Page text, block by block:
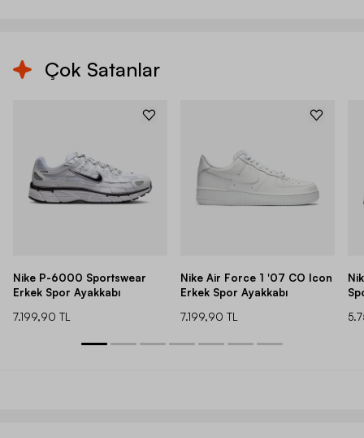
Çok Satanlar
Nike P-6000 Sportswear
Erkek Spor Ayakkabı
7.199,90 TL
Nike Air Force 1 '07 CO Icon
Erkek Spor Ayakkabı
7.199,90 TL